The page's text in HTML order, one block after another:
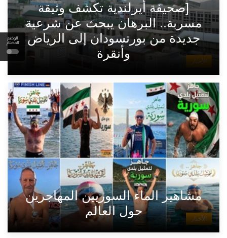
الوضع
المظلم
الأخبار
[صحيفة أيرلندية تكشف وثيقة
مسربة.. البرهان يبحث عن شرعية
جديدة من بورتسودان إلى الرياض
وأنقرة
الأخبار
مشاهير الماء السوريين المهاجرين
حول العالم